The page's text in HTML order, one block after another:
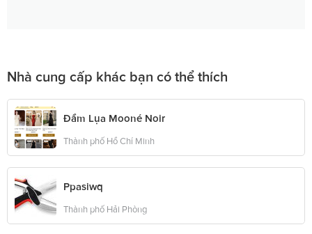
Nhà cung cấp khác bạn có thể thích
Đầm Lụa Mooné Noir
Thành phố Hồ Chí Minh
Ppasiwq
Thành phố Hải Phòng